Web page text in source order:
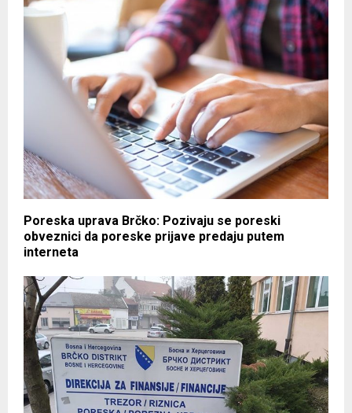
Poreska uprava Brčko: Pozivaju se poreski
obveznici da poreske prijave predaju putem
interneta